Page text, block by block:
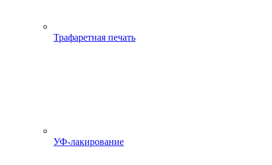
Трафаретная печать
УФ-лакирование